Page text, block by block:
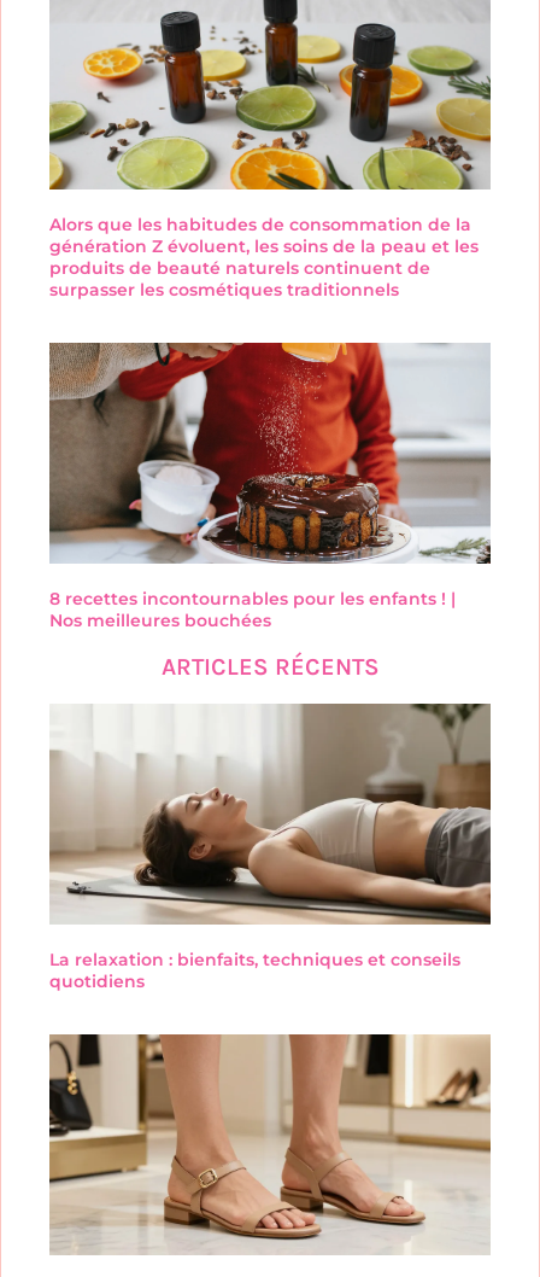
Alors que les habitudes de consommation de la
génération Z évoluent, les soins de la peau et les
produits de beauté naturels continuent de
surpasser les cosmétiques traditionnels
8 recettes incontournables pour les enfants ! |
Nos meilleures bouchées
ARTICLES RÉCENTS
La relaxation : bienfaits, techniques et conseils
quotidiens